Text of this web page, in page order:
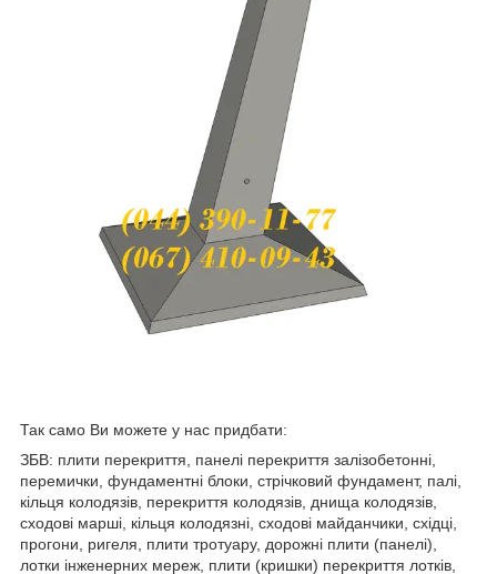
Так само Ви можете у нас придбати:
ЗБВ: плити перекриття, панелі перекриття залізобетонні,
перемички, фундаментні блоки, стрічковий фундамент, палі,
кільця колодязів, перекриття колодязів, днища колодязів,
сходові марші, кільця колодязні, сходові майданчики, східці,
прогони, ригеля, плити тротуару, дорожні плити (панелі),
лотки інженерних мереж, плити (кришки) перекриття лотків,